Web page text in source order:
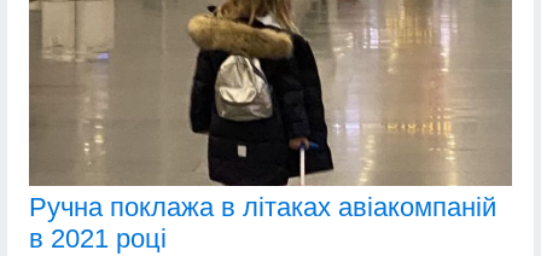
Ручна поклажа в літаках авіакомпаній
в 2021 році